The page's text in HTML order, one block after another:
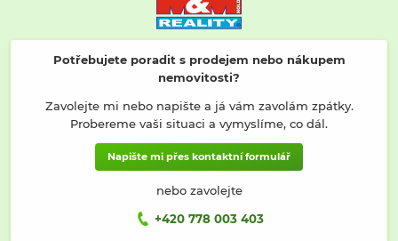
Potřebujete poradit s prodejem nebo nákupem
nemovitosti?
Zavolejte mi nebo napište a já vám zavolám zpátky.
Probereme vaši situaci a vymyslíme, co dál.
Napište mi přes kontaktní formulář
nebo zavolejte
+420 778 003 403